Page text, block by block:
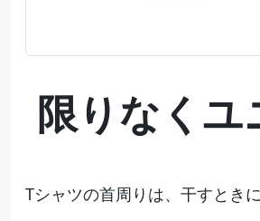
限りなくユ
Tシャツの首周りは、干すときに